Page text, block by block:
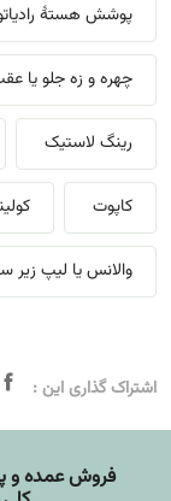
پوشش هستهٔ
چهره و زه جلو یا
رینگ لاستیک
کاپوت
والانس یا لیپ زیر
اشتراک گذاری این :
فروش عمده و